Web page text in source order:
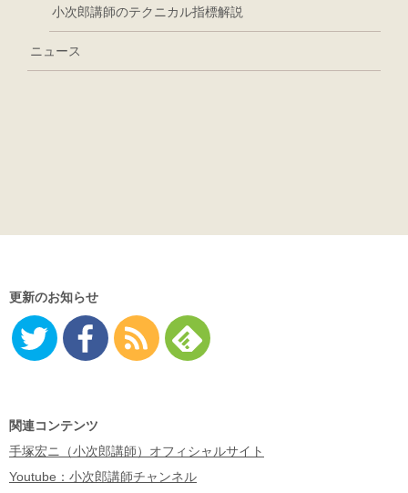
小次郎講師のテクニカル指標解説
ニュース
更新のお知らせ
関連コンテンツ
手塚宏ニ（小次郎講師）オフィシャルサイト
Youtube：小次郎講師チャンネル